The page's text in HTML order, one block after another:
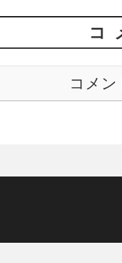
コ
コメン